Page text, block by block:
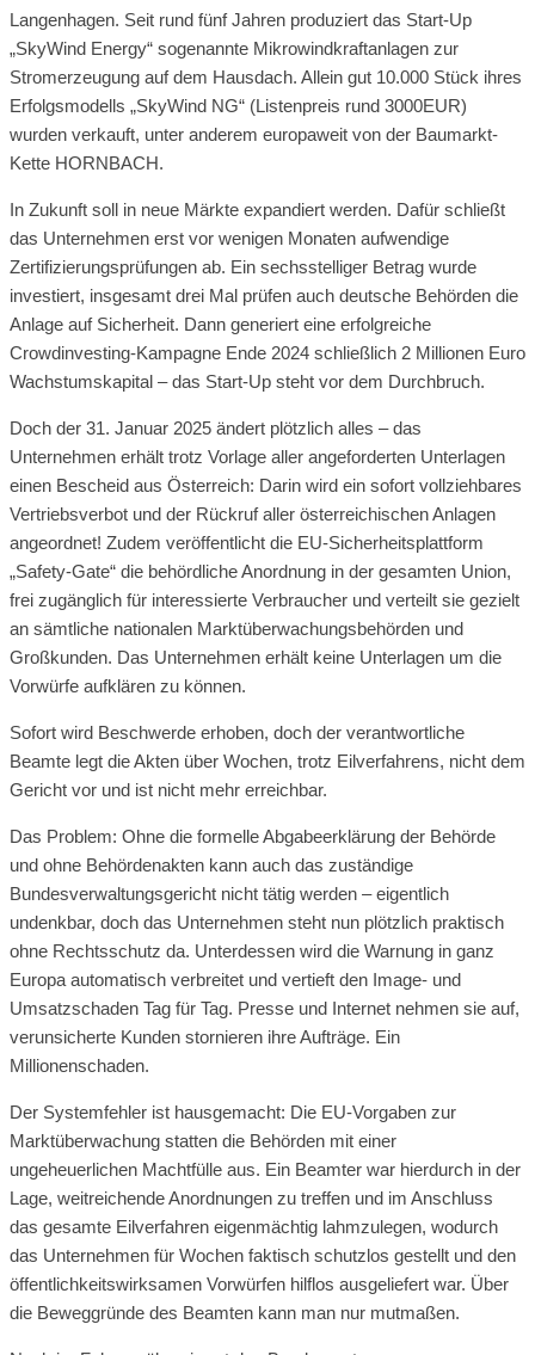
Langenhagen. Seit rund fünf Jahren produziert das Start-Up
„SkyWind Energy“ sogenannte Mikrowindkraftanlagen zur
Stromerzeugung auf dem Hausdach. Allein gut 10.000 Stück ihres
Erfolgsmodells „SkyWind NG“ (Listenpreis rund 3000EUR)
wurden verkauft, unter anderem europaweit von der Baumarkt-
Kette HORNBACH.
In Zukunft soll in neue Märkte expandiert werden. Dafür schließt
das Unternehmen erst vor wenigen Monaten aufwendige
Zertifizierungsprüfungen ab. Ein sechsstelliger Betrag wurde
investiert, insgesamt drei Mal prüfen auch deutsche Behörden die
Anlage auf Sicherheit. Dann generiert eine erfolgreiche
Crowdinvesting-Kampagne Ende 2024 schließlich 2 Millionen Euro
Wachstumskapital – das Start-Up steht vor dem Durchbruch.
Doch der 31. Januar 2025 ändert plötzlich alles – das
Unternehmen erhält trotz Vorlage aller angeforderten Unterlagen
einen Bescheid aus Österreich: Darin wird ein sofort vollziehbares
Vertriebsverbot und der Rückruf aller österreichischen Anlagen
angeordnet! Zudem veröffentlicht die EU-Sicherheitsplattform
„Safety-Gate“ die behördliche Anordnung in der gesamten Union,
frei zugänglich für interessierte Verbraucher und verteilt sie gezielt
an sämtliche nationalen Marktüberwachungsbehörden und
Großkunden. Das Unternehmen erhält keine Unterlagen um die
Vorwürfe aufklären zu können.
Sofort wird Beschwerde erhoben, doch der verantwortliche
Beamte legt die Akten über Wochen, trotz Eilverfahrens, nicht dem
Gericht vor und ist nicht mehr erreichbar.
Das Problem: Ohne die formelle Abgabeerklärung der Behörde
und ohne Behördenakten kann auch das zuständige
Bundesverwaltungsgericht nicht tätig werden – eigentlich
undenkbar, doch das Unternehmen steht nun plötzlich praktisch
ohne Rechtsschutz da. Unterdessen wird die Warnung in ganz
Europa automatisch verbreitet und vertieft den Image- und
Umsatzschaden Tag für Tag. Presse und Internet nehmen sie auf,
verunsicherte Kunden stornieren ihre Aufträge. Ein
Millionenschaden.
Der Systemfehler ist hausgemacht: Die EU-Vorgaben zur
Marktüberwachung statten die Behörden mit einer
ungeheuerlichen Machtfülle aus. Ein Beamter war hierdurch in der
Lage, weitreichende Anordnungen zu treffen und im Anschluss
das gesamte Eilverfahren eigenmächtig lahmzulegen, wodurch
das Unternehmen für Wochen faktisch schutzlos gestellt und den
öffentlichkeitswirksamen Vorwürfen hilflos ausgeliefert war. Über
die Beweggründe des Beamten kann man nur mutmaßen.